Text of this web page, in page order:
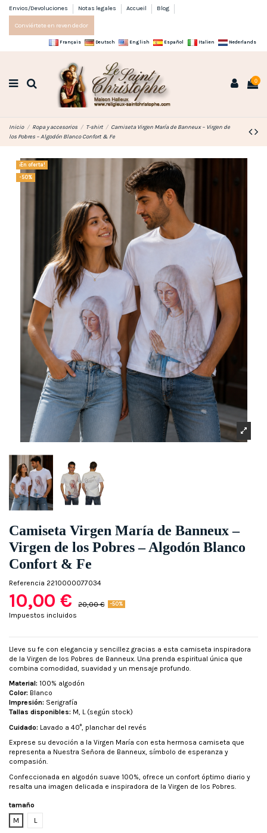
Envios/Devoluciones Notas legales Accueil Blog
Conviértete en revendedor
Français Deutsch English Español Italien Nederlands
0
Inicio Ropa y accesorios T-shirt
Camiseta Virgen María de Banneux – Virgen de
los Pobres – Algodón Blanco Confort & Fe
¡En oferta!
-50%
Camiseta Virgen María de Banneux –
Virgen de los Pobres – Algodón Blanco
Confort & Fe
Referencia 2210000077034
10,00 € 20,00 € -50%
Impuestos incluidos
Lleve su fe con elegancia y sencillez gracias a esta camiseta inspiradora
de la Virgen de los Pobres de Banneux. Una prenda espiritual única que
combina comodidad, suavidad y un mensaje profundo.
Material: 100% algodón
Color: Blanco
Impresión: Serigrafía
Tallas disponibles: M, L (según stock)
Cuidado: Lavado a 40°, planchar del revés
Exprese su devoción a la Virgen María con esta hermosa camiseta que
representa a Nuestra Señora de Banneux, símbolo de esperanza y
compasión.
Confeccionada en algodón suave 100%, ofrece un confort óptimo diario y
resalta una imagen delicada e inspiradora de la Virgen de los Pobres.
tamaño
M
L